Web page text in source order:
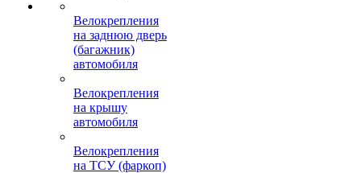
Велокрепления
на заднюю дверь
(багажник)
автомобиля
Велокрепления
на крышу
автомобиля
Велокрепления
на ТСУ (фаркоп)